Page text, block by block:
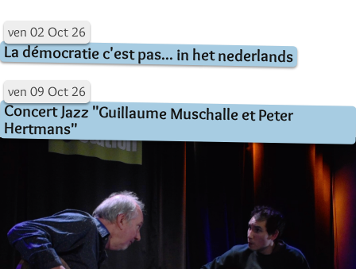
ven 02 Oct 26
La démocratie c'est pas... in het nederlands
ven 09 Oct 26
Concert Jazz "Guillaume Muschalle et Peter
Hertmans"